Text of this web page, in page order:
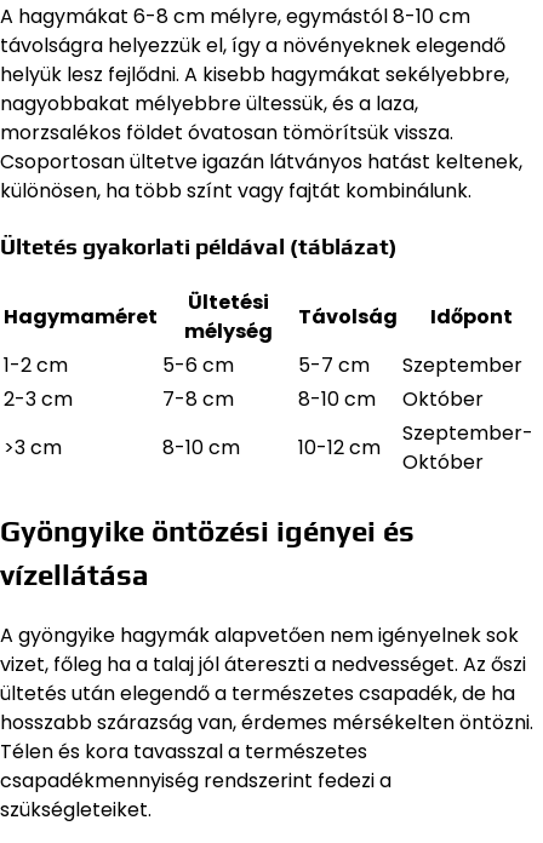
A hagymákat 6-8 cm mélyre, egymástól 8-10 cm
távolságra helyezzük el, így a növényeknek elegendő
helyük lesz fejlődni. A kisebb hagymákat sekélyebbre,
nagyobbakat mélyebbre ültessük, és a laza,
morzsalékos földet óvatosan tömörítsük vissza.
Csoportosan ültetve igazán látványos hatást keltenek,
különösen, ha több színt vagy fajtát kombinálunk.
Ültetés gyakorlati példával (táblázat)
Hagymaméret
Ültetési
mélység
Távolság
Időpont
1-2 cm
5-6 cm 5-7 cm
Szeptember
2-3 cm
7-8 cm 8-10 cm
Október
>3 cm
8-10 cm 10-12 cm
Szeptember-
Október
Gyöngyike öntözési igényei és
vízellátása
A gyöngyike hagymák alapvetően nem igényelnek sok
vizet, főleg ha a talaj jól átereszti a nedvességet. Az őszi
ültetés után elegendő a természetes csapadék, de ha
hosszabb szárazság van, érdemes mérsékelten öntözni.
Télen és kora tavasszal a természetes
csapadékmennyiség rendszerint fedezi a
szükségleteiket.